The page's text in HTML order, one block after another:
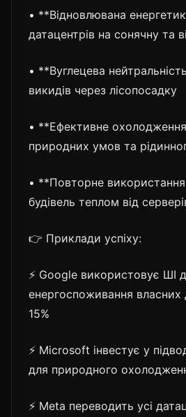
• **Відновлювана
датацентрів на сонячну та
• **Вуглецева
викидів через лісопосадку
• **Ефективне
природних умов та
• **Повторне використання
будівель теплом від
👉 Приклади успіху:
⚡ Google використовує ШІ
енергоспоживання власних
15%
⚡ Microsoft інвестує у
для природного
⚡ Meta переводить усі